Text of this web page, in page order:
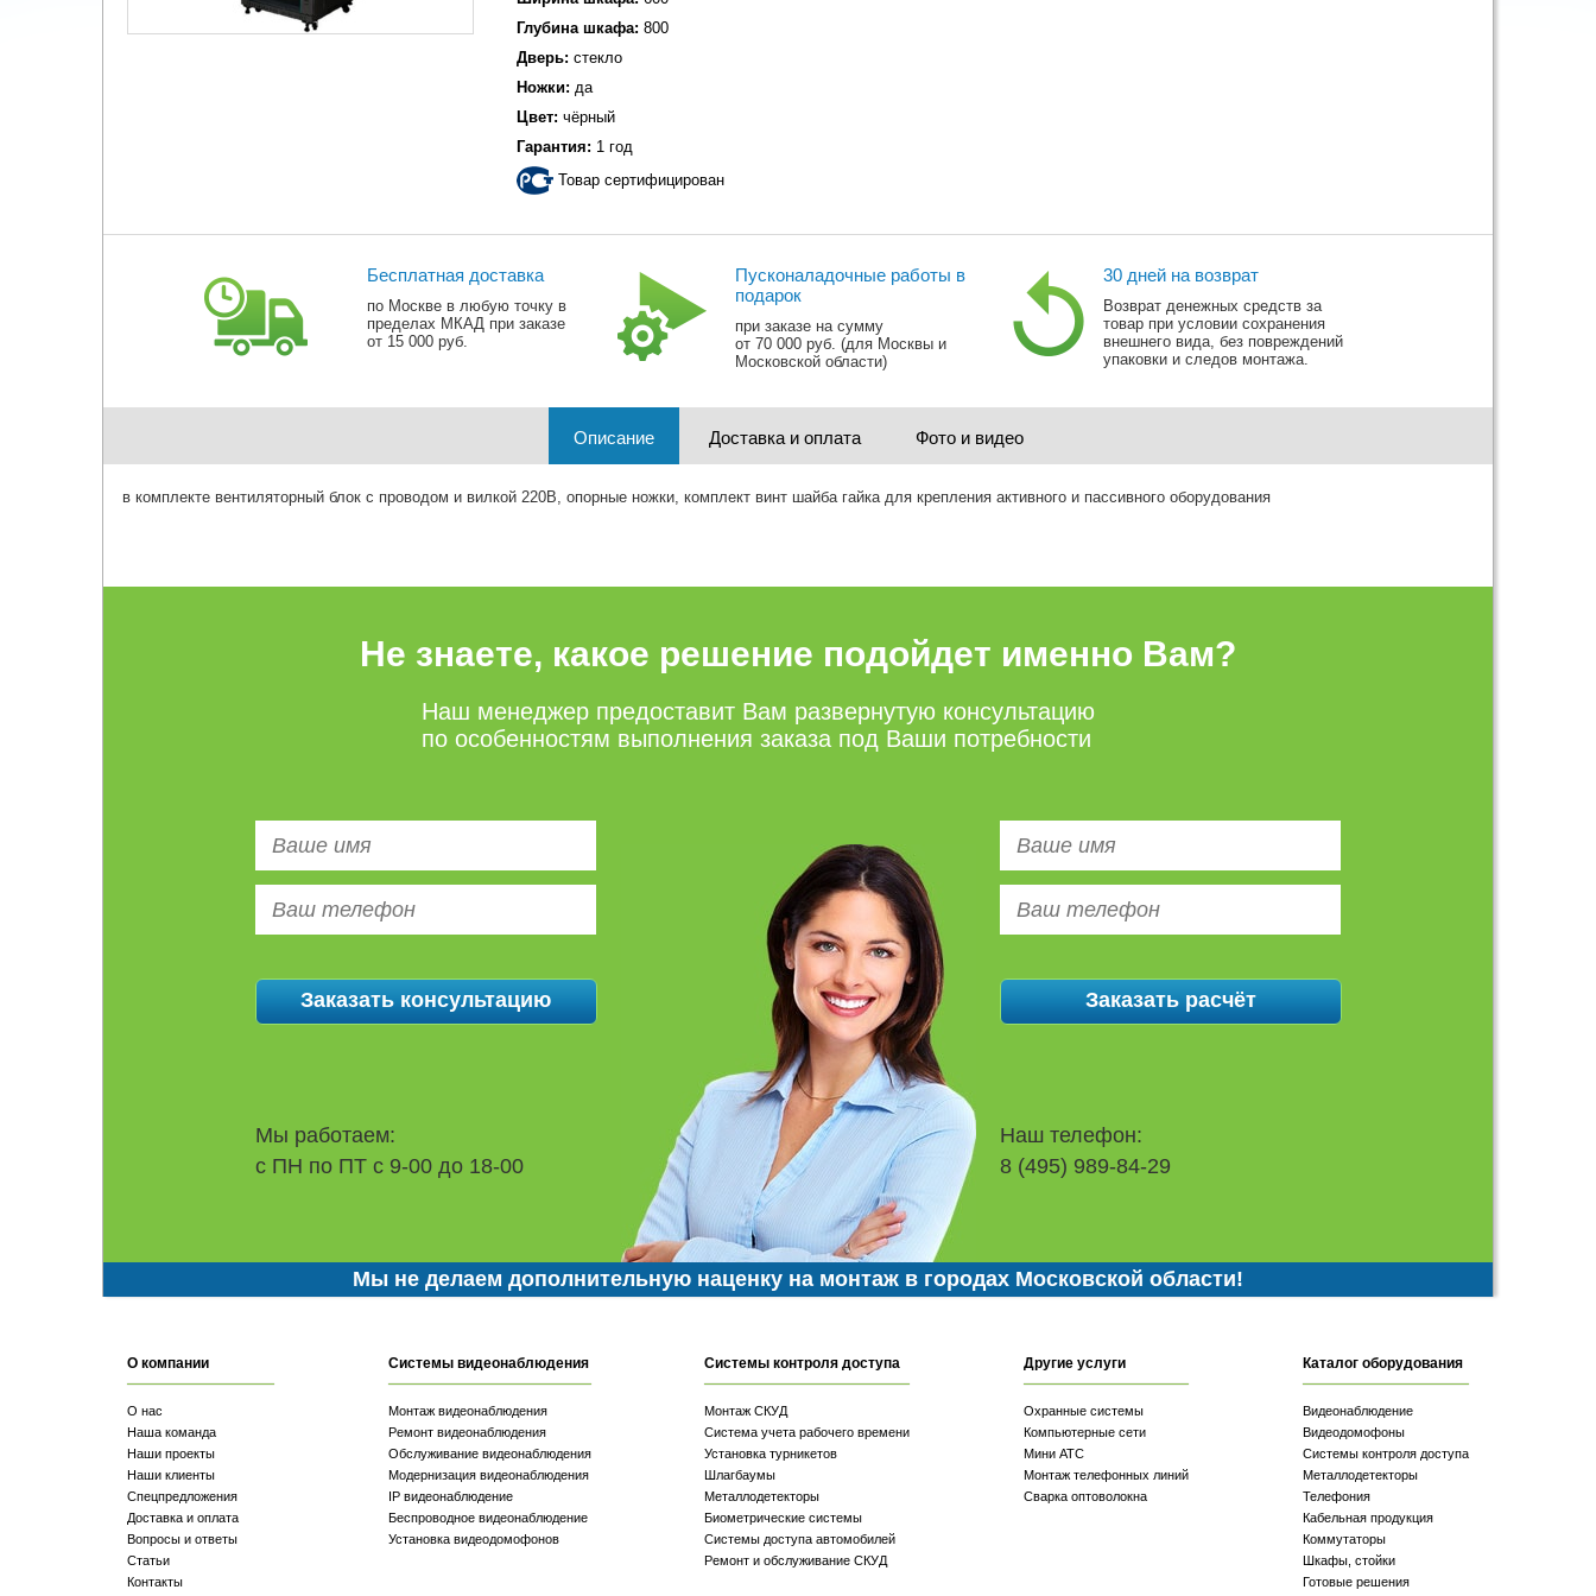
Глубина шкафа: 800
Дверь: стекло
Ножки: да
Цвет: чёрный
Гарантия: 1 год
Товар сертифицирован
Бесплатная доставка
по Москве в любую точку в
пределах МКАД при заказе
от 15 000 руб.
Пусконаладочные работы в
подарок
при заказе на сумму
от 70 000 руб. (для Москвы и
Московской области)
30 дней на возврат
Возврат денежных средств за
товар при условии сохранения
внешнего вида, без повреждений
упаковки и следов монтажа.
Описание Доставка и оплата Фото и видео
в комплекте вентиляторный блок с проводом и вилкой 220В, опорные ножки, комплект винт шайба гайка для крепления активного и пассивного оборудования
Не знаете, какое решение подойдет именно Вам?
Наш менеджер предоставит Вам развернутую консультацию
по особенностям выполнения заказа под Ваши потребности
Мы работаем:
с ПН по ПТ с 9-00 до 18-00
Наш телефон:
8 (495) 989-84-29
Мы не делаем дополнительную наценку на монтаж в городах Московской области!
О компании
О нас
Наша команда
Наши проекты
Наши клиенты
Спецпредложения
Доставка и оплата
Вопросы и ответы
Статьи
Контакты
Системы видеонаблюдения
Монтаж видеонаблюдения
Ремонт видеонаблюдения
Обслуживание видеонаблюдения
Модернизация видеонаблюдения
IP видеонаблюдение
Беспроводное видеонаблюдение
Установка видеодомофонов
Системы контроля доступа
Монтаж СКУД
Система учета рабочего времени
Установка турникетов
Шлагбаумы
Металлодетекторы
Биометрические системы
Системы доступа автомобилей
Ремонт и обслуживание СКУД
Другие услуги
Охранные системы
Компьютерные сети
Мини АТС
Монтаж телефонных линий
Сварка оптоволокна
Каталог оборудования
Видеонаблюдение
Видеодомофоны
Системы контроля доступа
Металлодетекторы
Телефония
Кабельная продукция
Коммутаторы
Шкафы, стойки
Готовые решения